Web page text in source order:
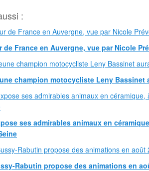
:
de France en Auvergne, vue par Nicole
champion motocycliste Leny Bassinet
ses admirables animaux en
Rabutin propose des animations en